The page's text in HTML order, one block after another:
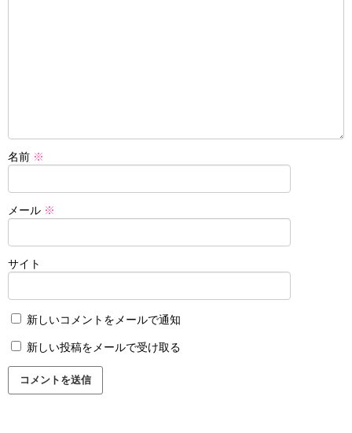
名前 ※
メール ※
サイト
新しいコメントをメールで通知
新しい投稿をメールで受け取る